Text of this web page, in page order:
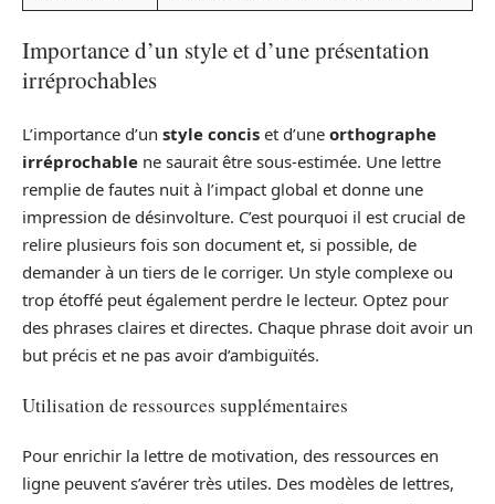
Importance d’un style et d’une présentation
irréprochables
L’importance d’un style concis et d’une orthographe
irréprochable ne saurait être sous-estimée. Une lettre
remplie de fautes nuit à l’impact global et donne une
impression de désinvolture. C’est pourquoi il est crucial de
relire plusieurs fois son document et, si possible, de
demander à un tiers de le corriger. Un style complexe ou
trop étoffé peut également perdre le lecteur. Optez pour
des phrases claires et directes. Chaque phrase doit avoir un
but précis et ne pas avoir d’ambiguïtés.
Utilisation de ressources supplémentaires
Pour enrichir la lettre de motivation, des ressources en
ligne peuvent s’avérer très utiles. Des modèles de lettres,